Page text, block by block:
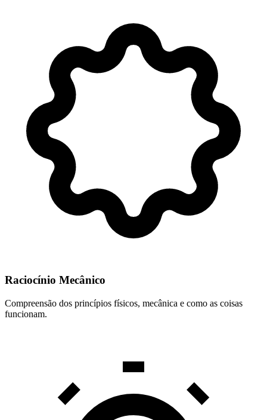
Raciocínio Mecânico
Compreensão dos princípios físicos, mecânica e como as coisas
funcionam.